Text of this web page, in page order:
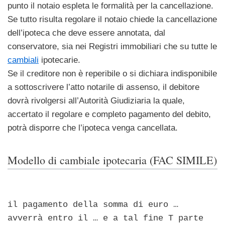
punto il notaio espleta le formalità per la cancellazione.
Se tutto risulta regolare il notaio chiede la cancellazione
dell’ipoteca che deve essere annotata, dal
conservatore, sia nei Registri immobiliari che su tutte le
cambiali ipotecarie.
Se il creditore non è reperibile o si dichiara indisponibile
a sottoscrivere l’atto notarile di assenso, il debitore
dovrà rivolgersi all’Autorità Giudiziaria la quale,
accertato il regolare e completo pagamento del debito,
potrà disporre che l’ipoteca venga cancellata.
Modello di cambiale ipotecaria (FAC SIMILE)
il pagamento della somma di euro …
avverrà entro il … e a tal fine T parte